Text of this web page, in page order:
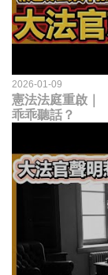
2026-01-09
憲法法庭重啟｜
乖乖聽話？